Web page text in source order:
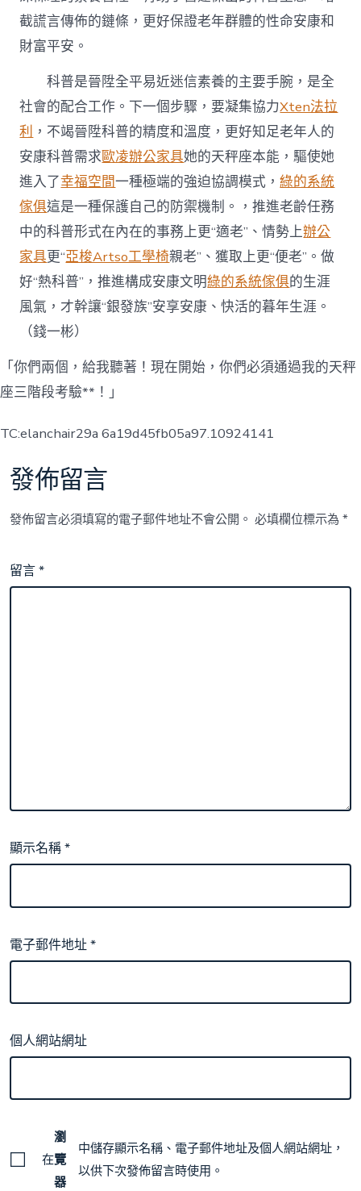
截謊言傳佈的鏈條，更好保證老年群體的性命安康和
財富平安。
科普是晉陞全平易近迷信素養的主要手腕，是全
社會的配合工作。下一個步驟，要凝集協力Xten法拉
利 ，不竭晉陞科普的精度和溫度，更好知足老年人的
安康科普需求歐凌辦公家具她的天秤座本能，驅使她
進入了幸福空間一種極端的強迫協調模式，綠的系統
傢俱這是一種保護自己的防禦機制。，推進老齡任務
中的科普形式在內在的事務上更“適老”、情勢上辦公
家具更“亞梭Artso工學椅親老”、獲取上更“便老”。做
好“熱科普”，推進構成安康文明綠的系統傢俱的生涯
風氣，才幹讓“銀發族”安享安康、快活的暮年生涯。
（錢一彬）
「你們兩個，給我聽著！現在開始，你們必須通過我的天秤
座三階段考驗**！」
TC:elanchair29a 6a19d45fb05a97.10924141
發佈留言
發佈留言必須填寫的電子郵件地址不會公開。 必填欄位標示為*
留言*
顯示名稱*
電子郵件地址*
個人網站網址
在
瀏
覽
器
中儲存顯示名稱、電子郵件地址及個人網站網址，
以供下次發佈留言時使用。